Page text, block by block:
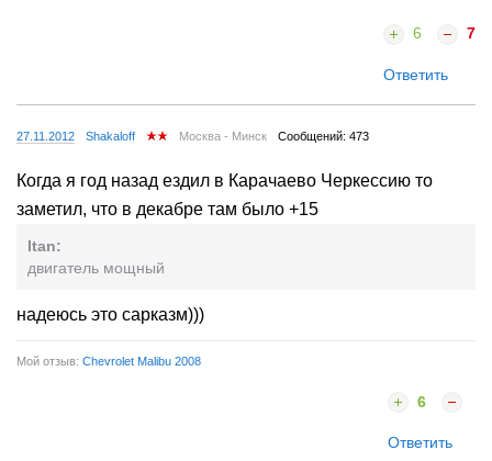
6 7
Ответить
27.11.2012 Shakaloff Москва - Минск Сообщений: 473
Когда я год назад ездил в Карачаево Черкессию то
заметил, что в декабре там было +15
Itan:
двигатель мощный
надеюсь это сарказм)))
Мой отзыв: Chevrolet Malibu 2008
6
Ответить